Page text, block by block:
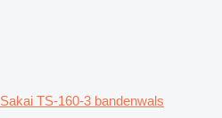
Sakai TS-160-3 bandenwals